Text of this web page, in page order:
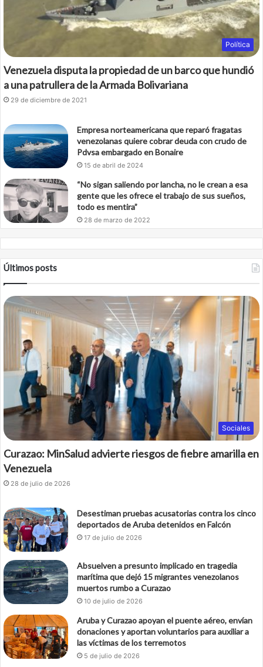
Política
Venezuela disputa la propiedad de un barco que hundió
a una patrullera de la Armada Bolivariana
29 de diciembre de 2021
Empresa norteamericana que reparó fragatas
venezolanas quiere cobrar deuda con crudo de
Pdvsa embargado en Bonaire
15 de abril de 2024
“No sigan saliendo por lancha, no le crean a esa
gente que les ofrece el trabajo de sus sueños,
todo es mentira”
28 de marzo de 2022
Últimos posts
Sociales
Curazao: MinSalud advierte riesgos de fiebre amarilla en
Venezuela
28 de julio de 2026
Desestiman pruebas acusatorias contra los cinco
deportados de Aruba detenidos en Falcón
17 de julio de 2026
Absuelven a presunto implicado en tragedia
marítima que dejó 15 migrantes venezolanos
muertos rumbo a Curazao
10 de julio de 2026
Aruba y Curazao apoyan el puente aéreo, envían
donaciones y aportan voluntarios para auxiliar a
las víctimas de los terremotos
5 de julio de 2026